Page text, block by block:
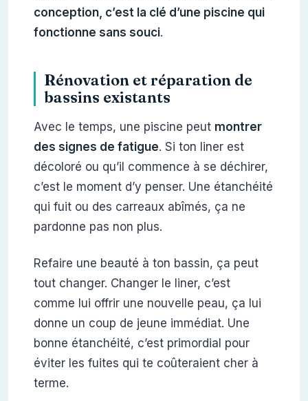
conception, c’est la clé d’une piscine qui
fonctionne sans souci.
Rénovation et réparation de
bassins existants
Avec le temps, une piscine peut montrer
des signes de fatigue. Si ton liner est
décoloré ou qu’il commence à se déchirer,
c’est le moment d’y penser. Une étanchéité
qui fuit ou des carreaux abîmés, ça ne
pardonne pas non plus.
Refaire une beauté à ton bassin, ça peut
tout changer. Changer le liner, c’est
comme lui offrir une nouvelle peau, ça lui
donne un coup de jeune immédiat. Une
bonne étanchéité, c’est primordial pour
éviter les fuites qui te coûteraient cher à
terme.